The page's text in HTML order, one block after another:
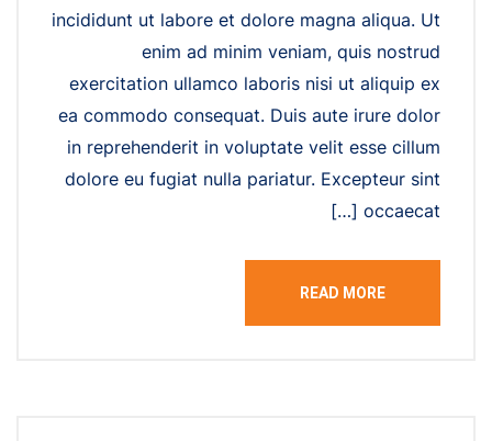
incididunt ut labore et dolore magna aliqua. Ut
enim ad minim veniam, quis nostrud
exercitation ullamco laboris nisi ut aliquip ex
ea commodo consequat. Duis aute irure dolor
in reprehenderit in voluptate velit esse cillum
dolore eu fugiat nulla pariatur. Excepteur sint
occaecat […]
READ MORE